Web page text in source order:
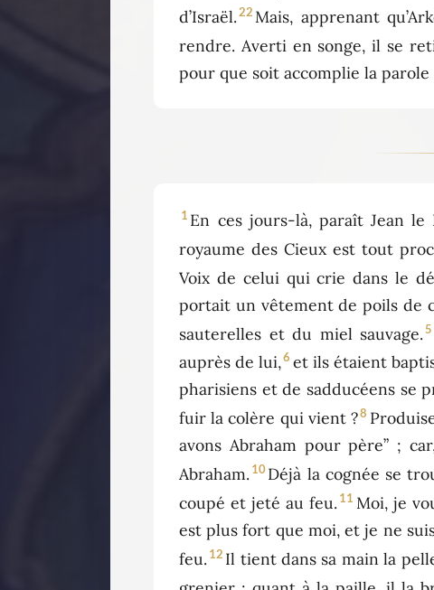
d’Israël.22 Mais, apprenant
rendre. Averti en songe, il se
pour que soit accomplie la
1 En ces jours-là, paraît Jean
royaume des Cieux est tout
Voix de celui qui crie dans le
portait un vêtement de poils de
sauterelles et du miel sauvage. 5
auprès de lui,6 et ils étaient
pharisiens et de sadducéens se
fuir la colère qui vient ?8
avons Abraham pour père” ;
Abraham. 10Déjà la cognée se
coupé et jeté au feu. 11 Moi, je
est plus fort que moi, et je ne
feu. 12 Il tient dans sa main la